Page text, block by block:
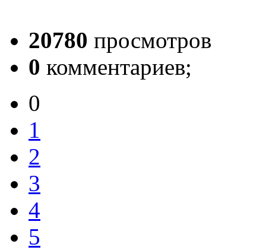
20780 просмотров
0 комментариев;
0
1
2
3
4
5